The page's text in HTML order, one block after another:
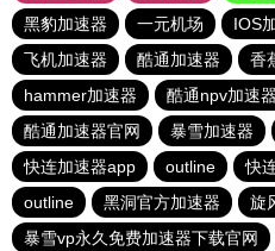
黑豹加速器
一元机场 IOS
飞机加速器
酷通加速器
香
hammer加速器
酷通npv加速器
酷通加速器官网
暴雪加速器
快连加速器app
outline 快
outline
黑洞官方加速器 旋
暴雪vp永久免费加速器下载官网